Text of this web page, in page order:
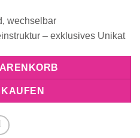
wechselbar
– exklusives Unikat